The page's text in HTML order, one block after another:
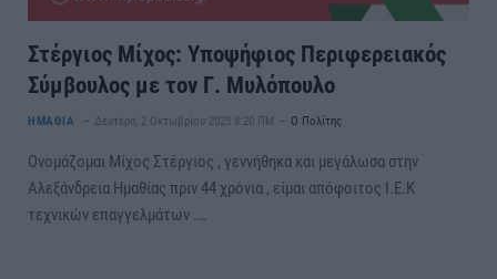
Στέργιος Μίχος: Υποψήφιος Περιφερειακός
Σύμβουλος με τον Γ. Μυλόπουλο
ΗΜΑΘΙΑ Δευτέρα, 2 Οκτωβρίου 2023 8:20 ΠΜ Ο Πολίτης
Ονομάζομαι Μίχος Στέργιος , γεννήθηκα και μεγάλωσα στην
Αλεξάνδρεια Ημαθίας πριν 44 χρόνια , είμαι απόφοιτος Ι.Ε.Κ
τεχνικών επαγγελμάτων .…